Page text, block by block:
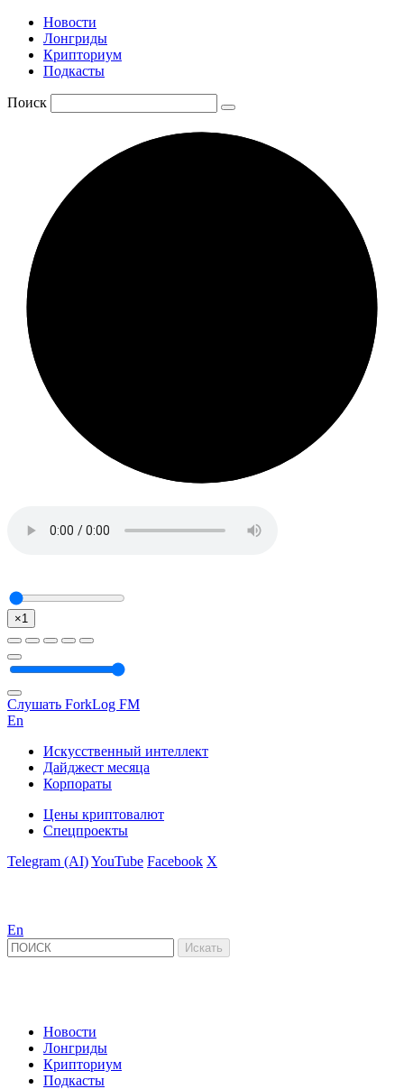
Новости
Лонгриды
Крипториум
Подкасты
Поиск
×1
Слушать ForkLog FM
En
Искусственный интеллект
Дайджест месяца
Корпораты
Цены криптовалют
Спецпроекты
Telegram (AI)YouTube Facebook X
En
Новости
Лонгриды
Крипториум
Подкасты